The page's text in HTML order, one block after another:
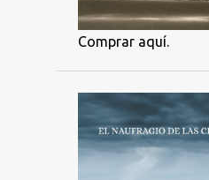
Comprar aquí.